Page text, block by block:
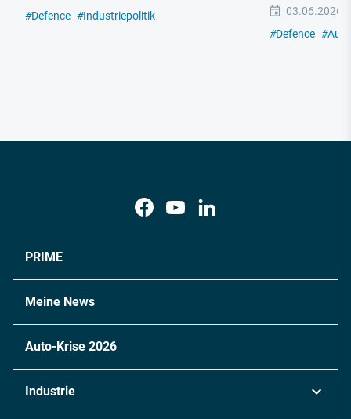
#Defence #Industriepolitik
03.06.2026
#Defence #
PRIME
Meine News
Auto-Krise 2026
Industrie